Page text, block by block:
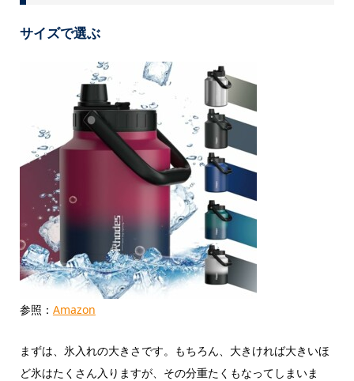
サイズで選ぶ
参照： Amazon
まずは、氷入れの大きさです。もちろん、大きければ大きいほ
ど氷はたくさん入りますが、その分重たくもなってしまいま